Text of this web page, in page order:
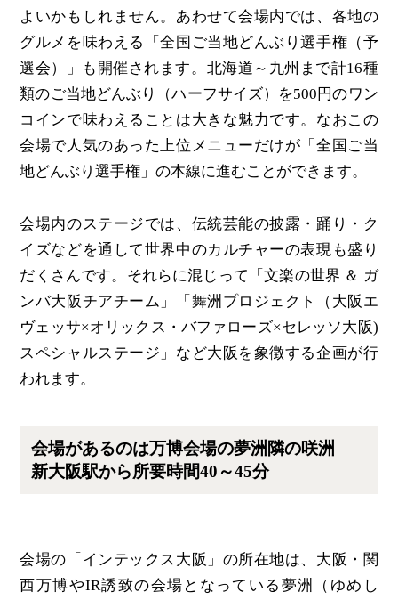
よいかもしれません。あわせて会場内では、各地の
グルメを味わえる「全国ご当地どんぶり選手権（予
選会）」も開催されます。北海道～九州まで計16種
類のご当地どんぶり（ハーフサイズ）を500円のワン
コインで味わえることは大きな魅力です。なおこの
会場で人気のあった上位メニューだけが「全国ご当
地どんぶり選手権」の本線に進むことができます。
会場内のステージでは、伝統芸能の披露・踊り・ク
イズなどを通して世界中のカルチャーの表現も盛り
だくさんです。それらに混じって「文楽の世界 ＆ ガ
ンバ大阪チアチーム」「舞洲プロジェクト（大阪エ
ヴェッサ×オリックス・バファローズ×セレッソ大阪)
スペシャルステージ」など大阪を象徴する企画が行
われます。
会場があるのは万博会場の夢洲隣の咲洲
新大阪駅から所要時間40～45分
会場の「インテックス大阪」の所在地は、大阪・関
西万博やIR誘致の会場となっている夢洲（ゆめし